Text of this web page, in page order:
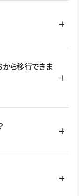
採用サイト、ブロ
介サイト、ポートフ
ら移行できま
整理したうえで、
の場合は、
るわけではないた
、URL・リダイレク
門での運用、権限管
など、個別の要件が